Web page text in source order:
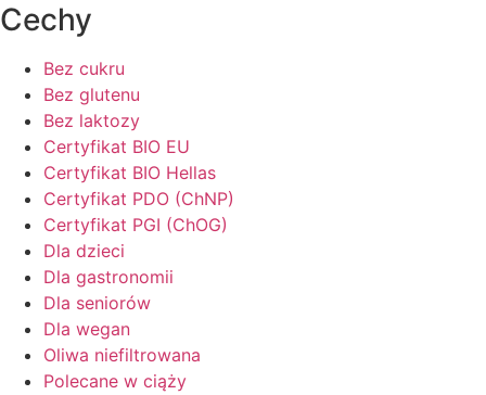
Cechy
Bez cukru
Bez glutenu
Bez laktozy
Certyfikat BIO EU
Certyfikat BIO Hellas
Certyfikat PDO (ChNP)
Certyfikat PGI (ChOG)
Dla dzieci
Dla gastronomii
Dla seniorów
Dla wegan
Oliwa niefiltrowana
Polecane w ciąży